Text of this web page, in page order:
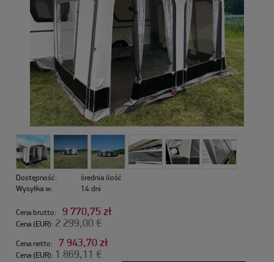
Dostępność:
średnia ilość
Wysyłka w:
14 dni
Cena brutto: 9 770,75 zł
Cena (EUR): 2 299,00 €
Cena netto: 7 943,70 zł
Cena (EUR): 1 869,11 €